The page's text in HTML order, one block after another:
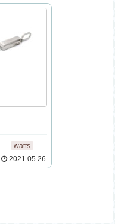
watts
2021.05.26